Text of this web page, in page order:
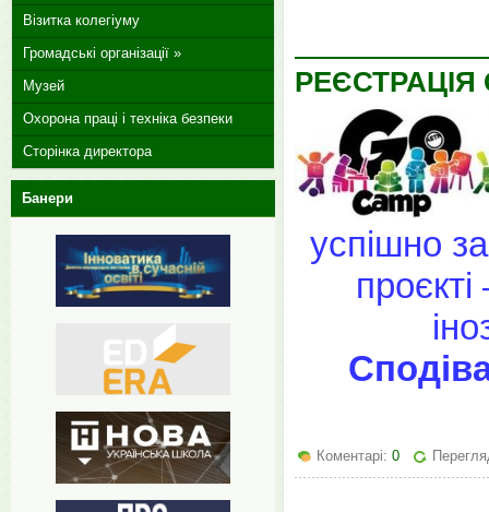
РЕЄСТРАЦІЯ
успішно
Коментарі: 0
Візитка колегіуму
Громадські організації »
Музей
Охорона праці і техніка безпеки
Сторінка директора
Банери